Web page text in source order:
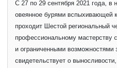
С 27 по 29 сентября 2021 года, в
овеянное бурями вспыхивающей
проходит Шестой региональный
профессиональному мастерству
и ограниченными возможностями
свидетельствует о